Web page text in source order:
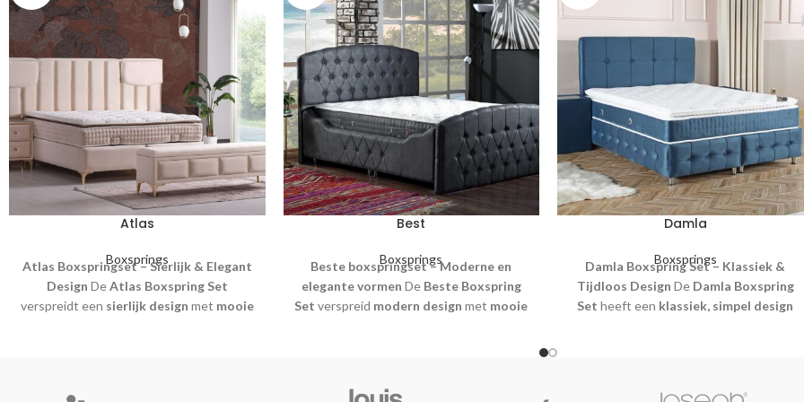
Atlas
Boxsprings
Atlas Boxspringset – Sierlijk & Elegant
Design DeAtlas Boxspring Set
verspreidt een sierlijk design met mooie
Best
Boxsprings
Beste boxspringset – Moderne en
elegante vormen De Beste Boxspring
Set verspreid modern design met mooie
Damla
Boxsprings
Damla Boxspring Set – Klassiek &
Tijdloos Design De Damla Boxspring
Set heeft een klassiek, simpel design